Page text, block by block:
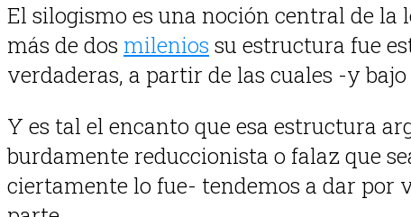
El silogismo es una noción central de
más de dos milenios su estructura fue
verdaderas, a partir de las cuales -y
Y es tal el encanto que esa estructura
burdamente reduccionista o falaz que
ciertamente lo fue- tendemos a dar por